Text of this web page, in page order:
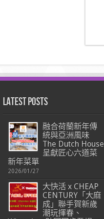
Latest Posts
融合荷蘭新年傳
統與亞洲風味
The Dutch House
呈獻匠心六道菜
新年菜單
2026/01/27
大快活 x CHEAP
CENTURY「大麻
成」聯手賀新歲
潮玩揮春、